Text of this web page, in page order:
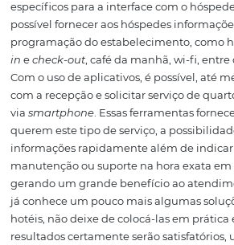
visão instantânea da performance
pousada. Isso proporcionará mais
a gestão das finanças do
do porte do hotel ou pousada, há
softwares de auto-gestão que são
baratos até softwares mais
ser necessária uma implementação
complexidade do negócio e
4. Aplicativos